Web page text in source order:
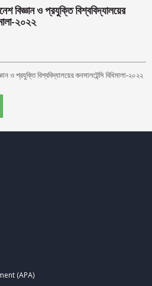
বিজ্ঞান ও প্রযুক্তি বিশ্ববিদ্যালয়ের
২০২২
ও প্রযুক্তি বিশ্ববিদ্যালয়ের কনসালটেন্সি বিধিমালা-২০২২
(APA)